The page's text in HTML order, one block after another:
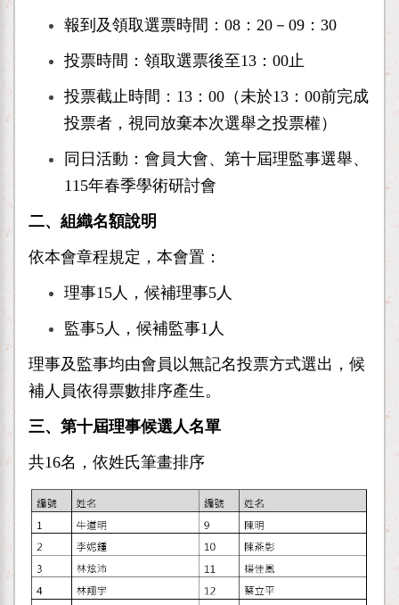
報到及領取選票時間：08：20－09：30
投票時間：領取選票後至13：00止
投票截止時間：13：00（未於13：00前完成
投票者，視同放棄本次選舉之投票權）
同日活動：會員大會、第十屆理監事選舉、
115年春季學術研討會
二、組織名額說明
依本會章程規定，本會置：
理事15人，候補理事5人
監事5人，候補監事1人
理事及監事均由會員以無記名投票方式選出，候
補人員依得票數排序產生。
三、第十屆理事候選人名單
共16名，依姓氏筆畫排序